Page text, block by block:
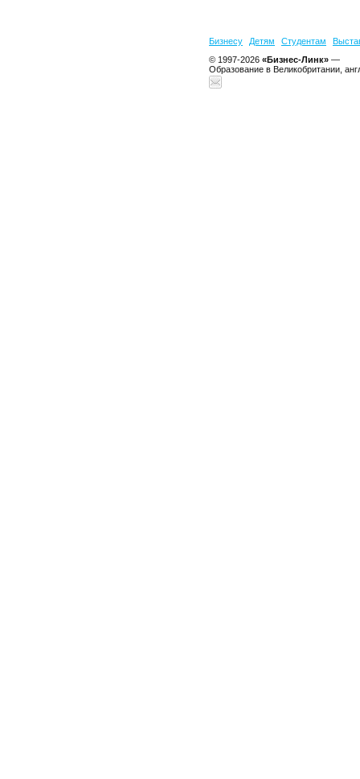
Бизнесу Детям Студентам
© 1997-2026 «Бизнес-Линк» —
Образование в Великобритании,